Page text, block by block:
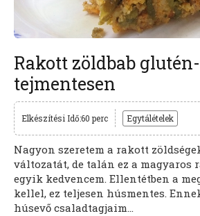
Rakott zöldbab
tejmentesen
Elkészítési Idő:60 perc Egytálételek
Nagyon szeretem a rakott
változatát, de talán ez a magyaros
egyik kedvencem. Ellentétben a
kellel, ez teljesen húsmentes.
húsevő csaladtagjaim...